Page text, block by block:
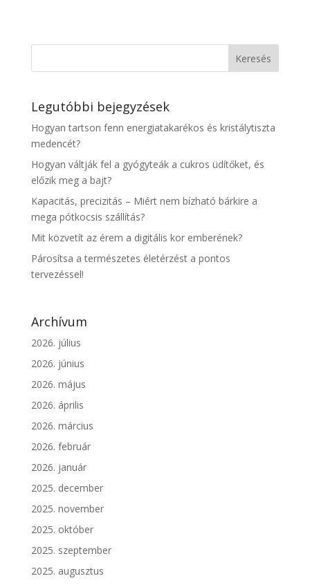
Legutóbbi bejegyzések
Hogyan tartson fenn energiatakarékos és kristálytiszta
medencét?
Hogyan váltják fel a gyógyteák a cukros üdítőket, és
előzik meg a bajt?
Kapacitás, precizitás – Miért nem bízható bárkire a
mega pótkocsis szállítás?
Mit közvetít az érem a digitális kor emberének?
Párosítsa a természetes életérzést a pontos
tervezéssel!
Archívum
2026. július
2026. június
2026. május
2026. április
2026. március
2026. február
2026. január
2025. december
2025. november
2025. október
2025. szeptember
2025. augusztus